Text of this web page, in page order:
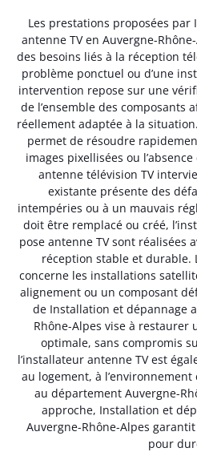
Les prestations proposées
antenne TV en Auvergne-
des besoins liés à la réception
problème ponctuel ou d’une
intervention repose sur une
de l’ensemble des composants
réellement adaptée à la
permet de résoudre
images pixellisées ou
antenne télévision TV
existante présente des
intempéries ou à un mauvais
doit être remplacé ou créé,
pose antenne TV sont réalisées
réception stable et durable.
concerne les installations
alignement ou un composant
de Installation et dépannage
Rhône-Alpes vise à
optimale, sans compromis
l’installateur antenne TV est
au logement, à
au département Auvergne-
approche, Installation et
Auvergne-Rhône-Alpes
pour